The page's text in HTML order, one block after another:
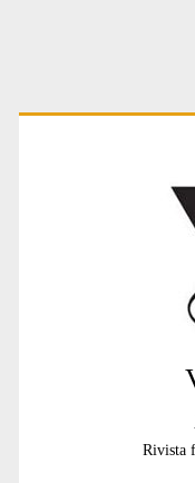
i
Primary
Rivista